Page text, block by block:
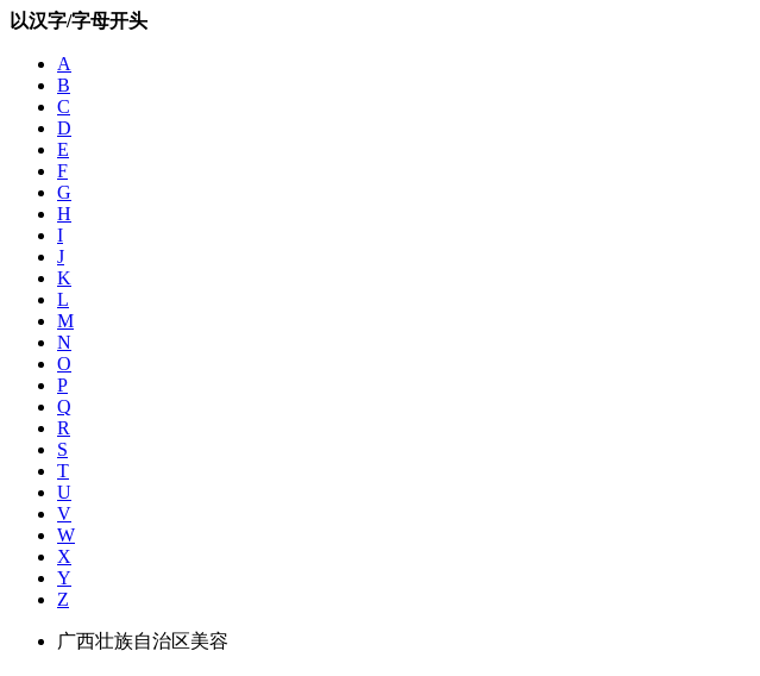
以汉字/字母开头
A
B
C
D
E
F
G
H
I
J
K
L
M
N
O
P
Q
R
S
T
U
V
W
X
Y
Z
广西壮族自治区美容